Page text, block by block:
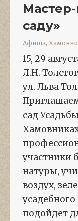
саду»
Афиша,
15, 29
Л.Н.
ул. Льва
сад
участники
натуры,
воздух,
усадебного
подойдет